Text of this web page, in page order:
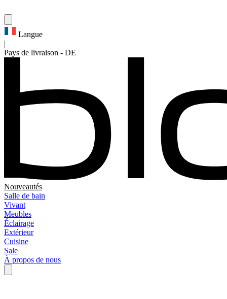
Langue
Pays de livraison - DE
Nouveautés
Salle de bain
Vivant
Meubles
Éclairage
Extérieur
Cuisine
Sale
À propos de nous